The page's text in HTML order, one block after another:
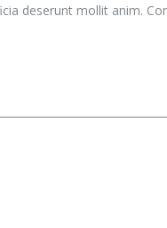
deserunt mollit anim.